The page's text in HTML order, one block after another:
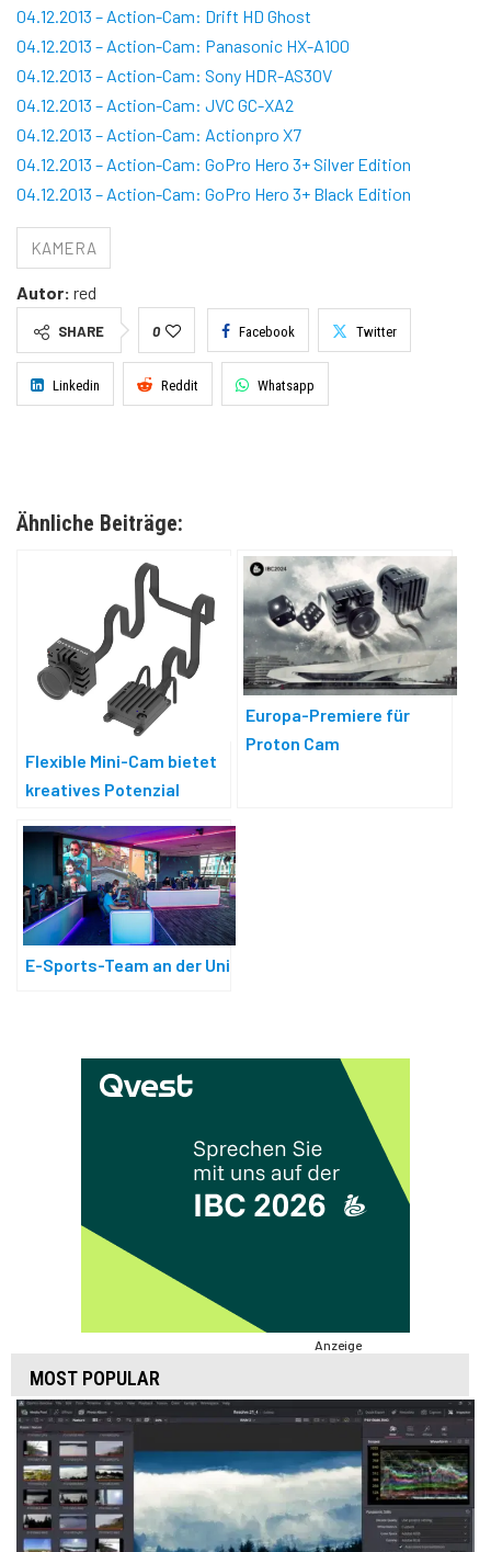
04.12.2013 – Action-Cam: Drift HD Ghost
04.12.2013 – Action-Cam: Panasonic HX-A100
04.12.2013 – Action-Cam: Sony HDR-AS30V
04.12.2013 – Action-Cam: JVC GC-XA2
04.12.2013 – Action-Cam: Actionpro X7
04.12.2013 – Action-Cam: GoPro Hero 3+ Silver Edition
04.12.2013 – Action-Cam: GoPro Hero 3+ Black Edition
KAMERA
Autor: red
SHARE 0 Facebook Twitter
Linkedin Reddit Whatsapp
Ähnliche Beiträge:
Flexible Mini-Cam bietet
kreatives Potenzial
Europa-Premiere für
Proton Cam
E-Sports-Team an der Uni
Anzeige
MOST POPULAR